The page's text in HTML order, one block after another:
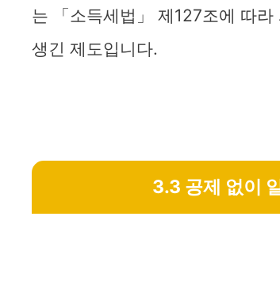
는 「소득세법」 제127조에 따
생긴 제도입니다.
3.3 공제 없이